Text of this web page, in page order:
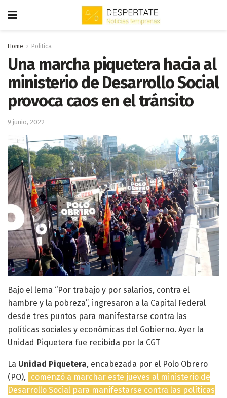
Home Politica
Una marcha piquetera hacia al
ministerio de Desarrollo Social
provoca caos en el tránsito
9 junio, 2022
Bajo el lema “Por trabajo y por salarios, contra el
hambre y la pobreza”, ingresaron a la Capital Federal
desde tres puntos para manifestarse contra las
políticas sociales y económicas del Gobierno. Ayer la
Unidad Piquetera fue recibida por la CGT
La Unidad Piquetera, encabezada por el Polo Obrero
(PO),
comenzó a marchar este jueves al ministerio de
Desarrollo Social para manifestarse contra las políticas